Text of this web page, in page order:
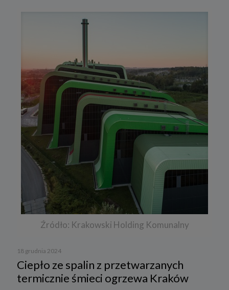
Źródło: Krakowski Holding Komunalny
18 grudnia 2024
Ciepło ze spalin z przetwarzanych
termicznie śmieci ogrzewa Kraków